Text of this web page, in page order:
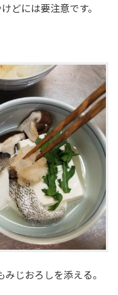
どには要注意です。
じおろしを添える。